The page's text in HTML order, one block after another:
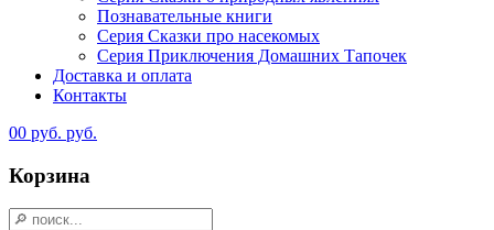
Познавательные книги
Серия Сказки про насекомых
Серия Приключения Домашних Тапочек
Доставка и оплата
Контакты
00 руб. руб.
Корзина